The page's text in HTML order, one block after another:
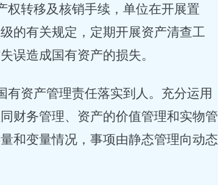
权转移及核销手续，单位在开展置
的有关规定，定期开展资产清查工
误造成国有资产的损失。
有资产管理责任落实到人。充分运用
财务管理、资产的价值管理和实物管
和变量情况，事项由静态管理向动态